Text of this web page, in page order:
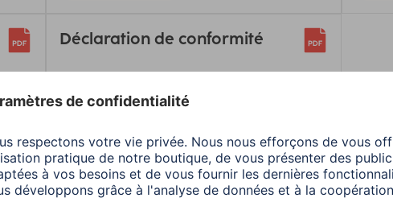
Déclaration de conformité